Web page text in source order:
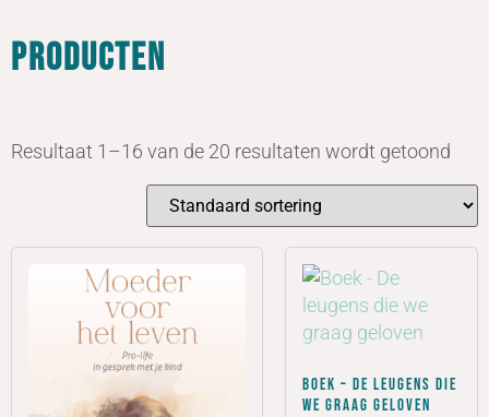
Producten
Resultaat 1–16 van de 20 resultaten wordt getoond
Boek – De leugens die
we graag geloven